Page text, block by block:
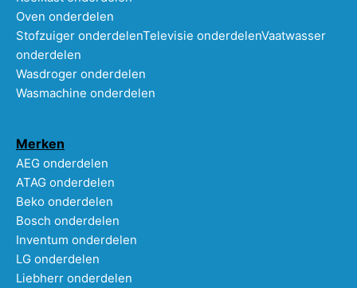
Oven onderdelen
Stofzuiger onderdelenTelevisie onderdelenVaatwasser
onderdelen
Wasdroger onderdelen
Wasmachine onderdelen
Merken
AEG onderdelen
ATAG onderdelen
Beko onderdelen
Bosch onderdelen
Inventum onderdelen
LG onderdelen
Liebherr onderdelen